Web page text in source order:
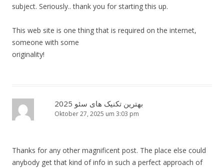
subject. Seriously.. thank you for starting this up.
This web site is one thing that is required on the internet,
someone with some
originality!
بهترین تکنیک های سئو 2025
Oktober 27, 2025 um 3:03 pm
Thanks for any other magnificent post. The place else could
anybody get that kind of info in such a perfect approach of